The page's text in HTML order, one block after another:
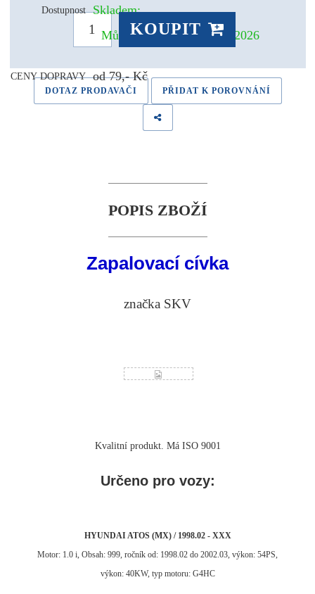
Dostupnost
Skladem:
Může být u Vás už 11.08.2026
CENY DOPRAVY od 79,- Kč
KOUPIT
DOTAZ PRODAVAČI PŘIDAT K POROVNÁNÍ
POPIS ZBOŽÍ
Zapalovací cívka
značka SKV
Kvalitní produkt. Má ISO 9001
Určeno pro vozy:
HYUNDAI ATOS (MX) / 1998.02 - XXX
Motor: 1.0 i, Obsah: 999, ročník od: 1998.02 do 2002.03, výkon: 54PS,
výkon: 40KW, typ motoru: G4HC